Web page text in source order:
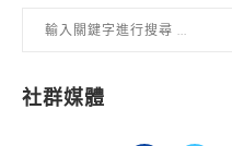
社群媒體